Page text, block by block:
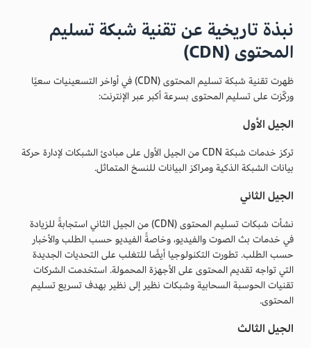
نبذة تاريخية عن تقنية شبكة تسليم
المحتوى (CDN)
ظهرت تقنية شبكة تسليم المحتوى (CDN) في أواخر التسعينيات سعيًا
وركّزت على تسليم المحتوى بسرعة أكبر عبر الإنترنت:
الجيل الأول
تركز خدمات شبكة CDN من الجيل الأول على مبادئ الشبكات لإدارة حركة
بيانات الشبكة الذكية ومراكز البيانات للنسخ المتماثل.
الجيل الثاني
نشأت شبكات تسليم المحتوى (CDN) من الجيل الثاني استجابةً للزيادة
في خدمات بث الصوت والفيديو، وخاصةً الفيديو حسب الطلب والأخبار
حسب الطلب. تطورت التكنولوجيا أيضًا للتغلب على التحديات الجديدة
التي تواجه تقديم المحتوى على الأجهزة المحمولة. استخدمت الشركات
تقنيات الحوسبة السحابية وشبكات نظير إلى نظير بهدف تسريع تسليم
المحتوى.
الجيل الثالث